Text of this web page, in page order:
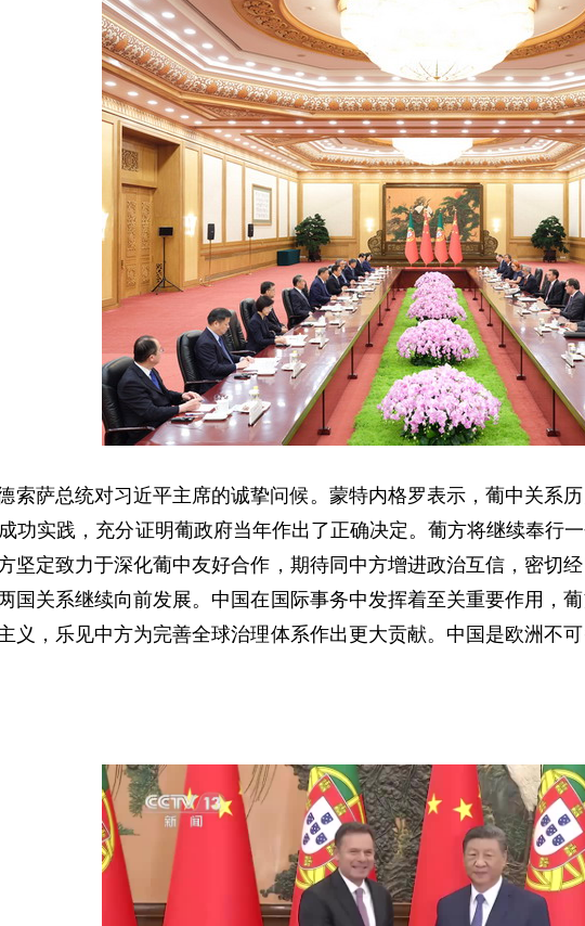
索萨总统对习近平主席的诚挚问候。蒙特内格罗表示，葡中关系
功实践，充分证明葡政府当年作出了正确决定。葡方将继续奉行
坚定致力于深化葡中友好合作，期待同中方增进政治互信，密切
国关系继续向前发展。中国在国际事务中发挥着至关重要作用，
义，乐见中方为完善全球治理体系作出更大贡献。中国是欧洲不